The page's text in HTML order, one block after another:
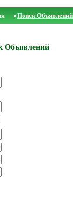
Поиск Объявлений
Объявлений